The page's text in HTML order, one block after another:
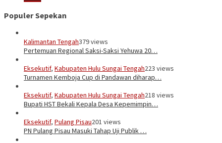
Populer Sepekan
Kalimantan Tengah379 views
Pertemuan Regional Saksi-Saksi Yehuwa 20…
Eksekutif, Kabupaten Hulu Sungai Tengah223 views
Turnamen Kemboja Cup di Pandawan diharap…
Eksekutif, Kabupaten Hulu Sungai Tengah218 views
Bupati HST Bekali Kepala Desa Kepemimpin…
Eksekutif, Pulang Pisau201 views
PN Pulang Pisau Masuki Tahap Uji Publik …